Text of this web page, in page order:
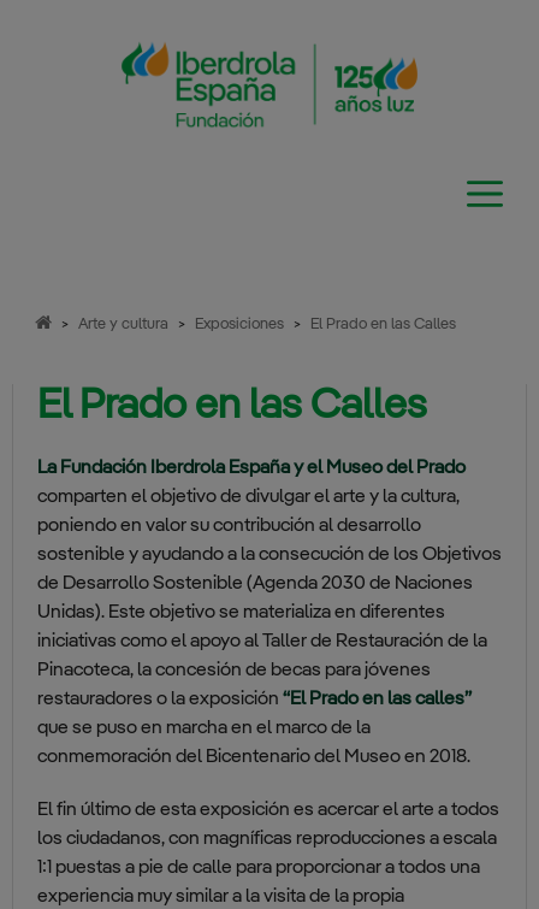
> Arte y cultura > Exposiciones > El Prado en las Calles
El Prado en las Calles
La Fundación Iberdrola España y el Museo del Prado
comparten el objetivo de divulgar el arte y la cultura,
poniendo en valor su contribución al desarrollo
sostenible y ayudando a la consecución de los Objetivos
de Desarrollo Sostenible (Agenda 2030 de Naciones
Unidas). Este objetivo se materializa en diferentes
iniciativas como el apoyo al Taller de Restauración de la
Pinacoteca, la concesión de becas para jóvenes
restauradores o la exposición “El Prado en las calles”
que se puso en marcha en el marco de la
conmemoración del Bicentenario del Museo en 2018.
El fin último de esta exposición es acercar el arte a todos
los ciudadanos, con magníficas reproducciones a escala
1:1 puestas a pie de calle para proporcionar a todos una
experiencia muy similar a la visita de la propia